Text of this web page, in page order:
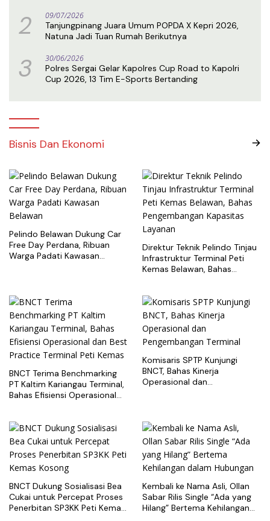
2 09/07/2026
Tanjungpinang Juara Umum POPDA X Kepri 2026,
Natuna Jadi Tuan Rumah Berikutnya
3 30/06/2026
Polres Sergai Gelar Kapolres Cup Road to Kapolri
Cup 2026, 13 Tim E-Sports Bertanding
Bisnis Dan Ekonomi
Pelindo Belawan Dukung Car
Free Day Perdana, Ribuan
Warga Padati Kawasan
Direktur Teknik Pelindo Tinjau
Infrastruktur Terminal Peti
Kemas Belawan, Bahas
BNCT Terima Benchmarking
PT Kaltim Kariangau Terminal,
Bahas Efisiensi Operasional
Komisaris SPTP Kunjungi
BNCT, Bahas Kinerja
Operasional dan
BNCT Dukung Sosialisasi Bea
Cukai untuk Percepat Proses
Penerbitan SP3KK Peti Kemas
Kembali ke Nama Asli, Ollan
Sabar Rilis Single “Ada yang
Hilang” Bertema Kehilangan